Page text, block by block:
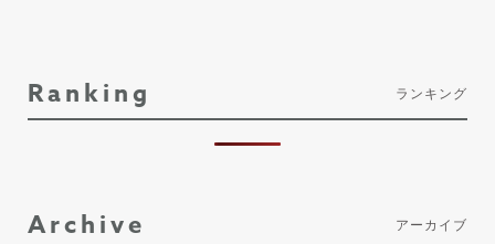
Ranking ランキング
Archive アーカイブ